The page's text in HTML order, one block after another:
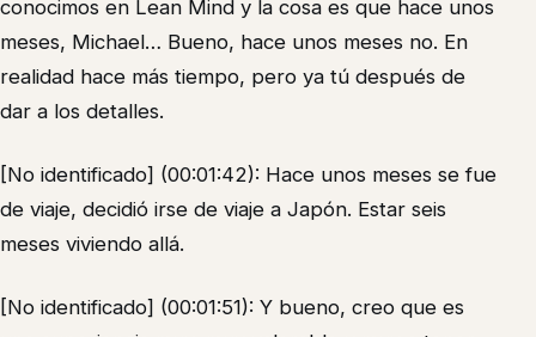
conocimos en Lean Mind y la cosa es que hace unos
meses, Michael… Bueno, hace unos meses no. En
realidad hace más tiempo, pero ya tú después de
dar a los detalles.
[No identificado] (00:01:42): Hace unos meses se fue
de viaje, decidió irse de viaje a Japón. Estar seis
meses viviendo allá.
[No identificado] (00:01:51): Y bueno, creo que es